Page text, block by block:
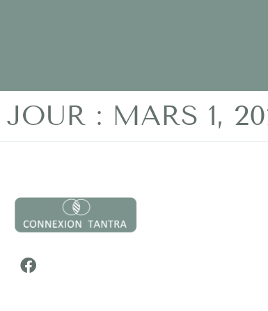
JOUR : MARS 1,